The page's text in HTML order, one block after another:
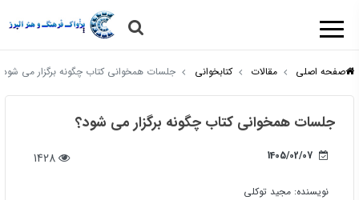
صفحه اصلی مقالات کتابخوانی جلسات همخوانی کتاب چگونه برگزار می
جلسات همخوانی کتاب چگونه برگزار می شود؟
1405/02/07
نویسنده: مجید توکلی